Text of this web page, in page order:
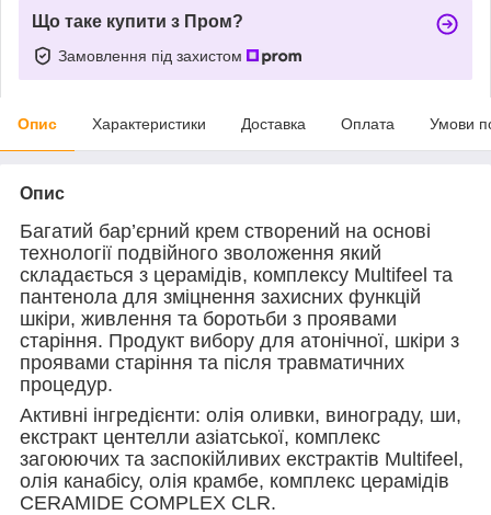
Що таке купити з Пром?
Замовлення під захистом
Опис Характеристики Доставка Оплата Умови
Опис
Багатий бар’єрний крем створений на основі
технології подвійного зволоження який
складається з церамідів, комплексу Multifeel та
пантенола для зміцнення захисних функцій
шкіри, живлення та боротьби з проявами
старіння. Продукт вибору для атонічної, шкіри з
проявами старіння та після травматичних
процедур.
Активні інгредієнти: олія оливки, винограду, ши,
екстракт центелли азіатської, комплекс
загоюючих та заспокійливих екстрактів Multifeel,
олія канабісу, олія крамбе, комплекс церамідів
CERAMIDE COMPLEX CLR.